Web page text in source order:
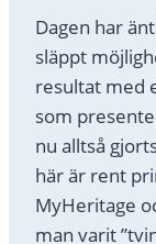
Dagen har
släppt
resultat med
som
nu alltså
här är rent
MyHeritage
man varit